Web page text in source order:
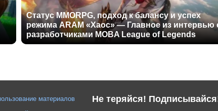
Статус MMORPG, подход к балансу и успех
режима ARAM «Хаос» — Главное из интервью
разработчиками MOBA League of Legends
Не теряйся!
материалов